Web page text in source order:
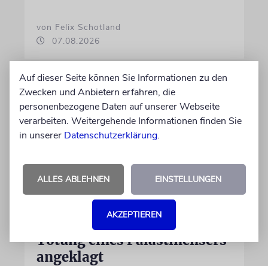
von Felix Schotland
07.08.2026
Israelischer Siedler wegen
Tötung eines Palästinensers
angeklagt
Auf dieser Seite können Sie Informationen zu den
Zwecken und Anbietern erfahren, die
personenbezogene Daten auf unserer Webseite
verarbeiten. Weitergehende Informationen finden Sie
in unserer Datenschutzerklärung.
ALLES ABLEHNEN EINSTELLUNGEN
AKZEPTIEREN